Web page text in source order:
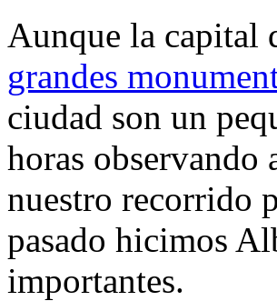
Aunque la capital
grandes
ciudad son un
horas observando
nuestro recorrido
pasado hicimos
importantes.